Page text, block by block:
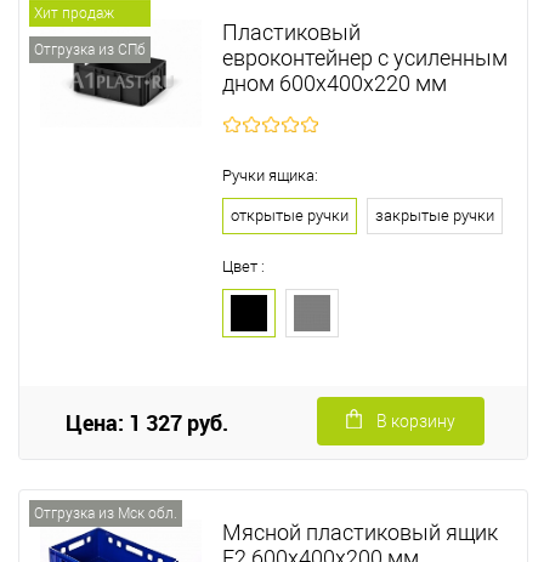
Хит продаж
Отгрузка из СПб
Пластиковый
евроконтейнер с усиленным
дном 600х400х220 мм
Ручки ящика:
открытые ручки закрытые ручки
Цвет :
Цена: 1 327 руб. В корзину
Отгрузка из Мск обл.
Мясной пластиковый ящик